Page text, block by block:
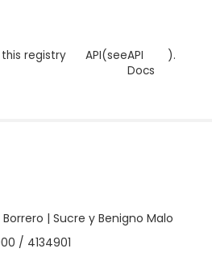
registry
API(seeAPI
Docs
).
| Sucre y Benigno Malo
/ 4134901